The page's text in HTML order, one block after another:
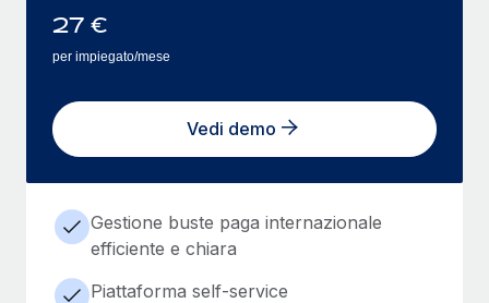
27 €
per impiegato/mese
Vedi demo
Gestione buste paga internazionale
efficiente e chiara
Piattaforma self-service